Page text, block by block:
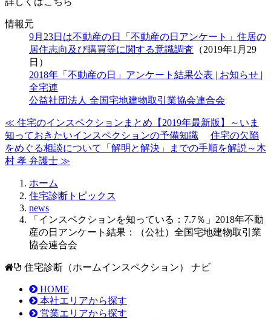
情報元
9月23日は不動産の日「不動産の日アンケート」住居の
居住志向及び購買等に関する意識調査 （2019年1月29
日）
2018年「不動産の日」アンケート結果公表 | お知らせ |
全宅連
公益社団法人 全国宅地建物取引業協会連合会
≪ 住宅のインスペクションまとめ【2019年最新版】～いま
知っておきたいインスペクションの予備知識
住宅の欠陥
をめぐる相談について「解明と解決」までの手順を解説～木
村 孝 弁護士 ≫
ホーム
住宅診断トピックス
news
「インスペクションを知っている：7.7％」2018年不動
産の日アンケート結果：（公社）全国宅地建物取引業
協会連合会
住宅診断（ホームインスペクション） ナビ
HOME
本社エリアから探す
営業エリアから探す